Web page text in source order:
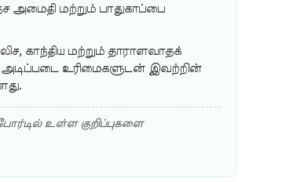
அமைதி மற்றும் பாதுகாப்பை
காந்திய மற்றும் தாராளவாதக்
உரிமைகளுடன் இவற்றின்
உள்ள குறிப்புகளை